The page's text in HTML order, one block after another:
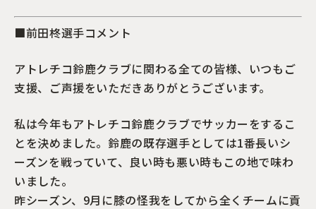
■前田柊選手コメント
アトレチコ鈴鹿クラブに関わる全ての皆様、いつもご
支援、ご声援をいただきありがとうございます。
私は今年もアトレチコ鈴鹿クラブでサッカーをするこ
とを決めました。鈴鹿の既存選手としては1番長いシ
ーズンを戦っていて、良い時も悪い時もこの地で味わ
いました。
昨シーズン、9月に膝の怪我をしてから全くチームに貢